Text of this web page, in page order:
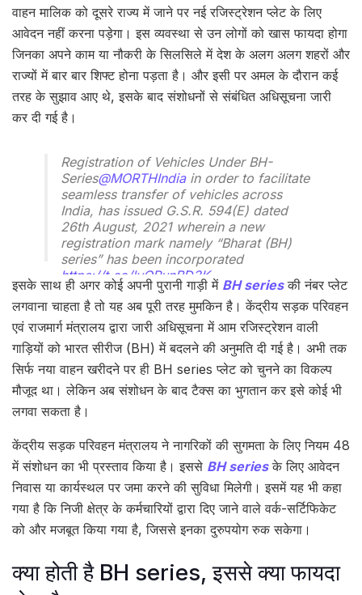
वाहन मालिक को दूसरे राज्य में जाने पर नई रजिस्ट्रेशन प्लेट के लिए
आवेदन नहीं करना पड़ेगा। इस व्यवस्था से उन लोगों को खास फायदा होगा
जिनका अपने काम या नौकरी के सिलसिले में देश के अलग अलग शहरों और
राज्यों में बार बार शिफ्ट होना पड़ता है। और इसी पर अमल के दौरान कई
तरह के सुझाव आए थे, इसके बाद संशोधनों से संबंधित अधिसूचना जारी
कर दी गई है।
Registration of Vehicles Under BH-
Series@MORTHIndiain order to facilitate
seamless transfer of vehicles across
India, has issued G.S.R. 594(E) dated
26th August, 2021 wherein a new
registration mark namely “Bharat (BH)
series” has been incorporated
https://t.co/lyQPunBD3K
— PIB India (@PIB_India)December 15,
2022
इसके साथ ही अगर कोई अपनी पुरानी गाड़ी में BH seriesकी नंबर प्लेट
लगवाना चाहता है तो यह अब पूरी तरह मुमकिन है। केंद्रीय सड़क परिवहन
एवं राजमार्ग मंत्रालय द्वारा जारी अधिसूचना में आम रजिस्ट्रेशन वाली
गाड़ियों को भारत सीरीज (BH) में बदलने की अनुमति दी गई है। अभी तक
सिर्फ नया वाहन खरीदने पर ही BH series प्लेट को चुनने का विकल्प
मौजूद था। लेकिन अब संशोधन के बाद टैक्स का भुगतान कर इसे कोई भी
लगवा सकता है।
केंद्रीय सड़क परिवहन मंत्रालय ने नागरिकों की सुगमता के लिए नियम 48
में संशोधन का भी प्रस्ताव किया है। इससे BH seriesके लिए आवेदन
निवास या कार्यस्थल पर जमा करने की सुविधा मिलेगी। इसमें यह भी कहा
गया है कि निजी क्षेत्र के कर्मचारियों द्वारा दिए जाने वाले वर्क-सर्टिफिकेट
को और मजबूत किया गया है, जिससे इनका दुरुपयोग रुक सकेगा।
क्या होती है BH series, इससे क्या फायदा